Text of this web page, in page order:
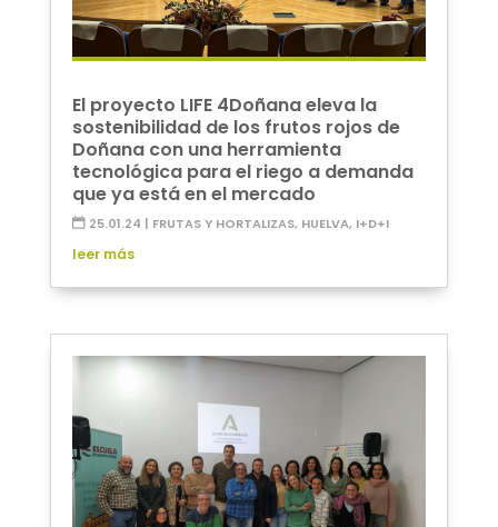
El proyecto LIFE 4Doñana eleva la
sostenibilidad de los frutos rojos de
Doñana con una herramienta
tecnológica para el riego a demanda
que ya está en el mercado
25.01.24 | FRUTAS Y HORTALIZAS, HUELVA, I+D+I
leer más